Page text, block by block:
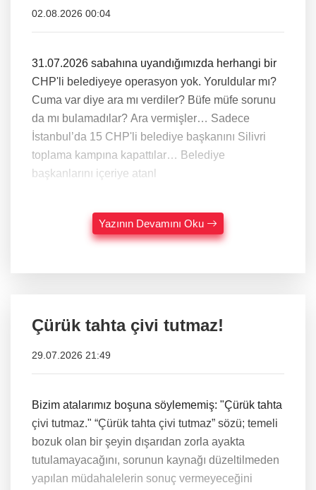
02.08.2026 00:04
31.07.2026 sabahına uyandığımızda herhangi bir
CHP'li belediyeye operasyon yok. Yoruldular mı?
Cuma var diye ara mı verdiler? Büfe müfe sorunu
da mı bulamadılar? Ara vermişler… Sadece
İstanbul’da 15 CHP'li belediye başkanını Silivri
toplama kampına kapattılar… Belediye
başkanlarını içeriye atanl
Yazının Devamını Oku
Çürük tahta çivi tutmaz!
29.07.2026 21:49
Bizim atalarımız boşuna söylememiş: "Çürük tahta
çivi tutmaz." “Çürük tahta çivi tutmaz” sözü; temeli
bozuk olan bir şeyin dışarıdan zorla ayakta
tutulamayacağını, sorunun kaynağı düzeltilmeden
yapılan müdahalelerin sonuç vermeyeceğini